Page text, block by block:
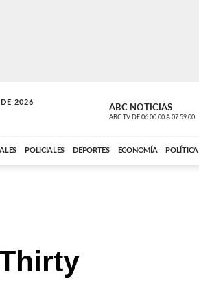
2026
ABC NOTICIAS
ABC TV DE 06:00:00 A 07:59:00
POLICIALES DEPORTES ECONOMÍA POLÍTICA